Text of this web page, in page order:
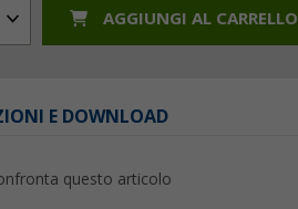
AGGIUNGI AL CARRELLO
E DOWNLOAD
questo articolo